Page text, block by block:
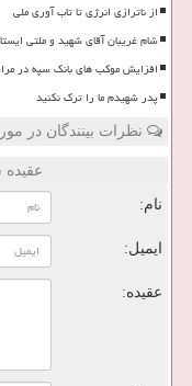
از ناترازی انرژی تا تاب آوری ملی
شام غریبان آقای شهید و ملتی
افزایش موکب های بانک سپه در مراسم
پدر شهیدم ما را ترک نکنید
نظرات بینندگان در
نام:
ایمیل:
عقیده: